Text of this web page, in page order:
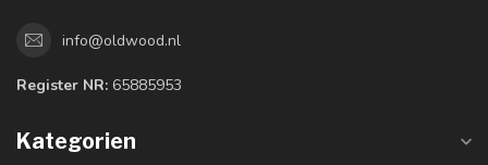
info@oldwood.nl
Register NR: 65885953
Kategorien